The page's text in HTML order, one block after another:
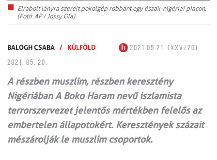
Elrabolt lányra szerelt pokolgép robbant egy észak-nigériai piacon.
(Fotó: AP / Jossy Ola)
BALOGH CSABA / KÜLFÖLD
2021.05.21. (XXV/20)
2021. 05. 20.
A részben muszlim, részben keresztény
Nigériában A Boko Haram nevű iszlamista
terror­szervezet jelentős mértékben felelős az
embertelen állapotokért. Keresztények százait
mészárolják le muszlim csoportok.